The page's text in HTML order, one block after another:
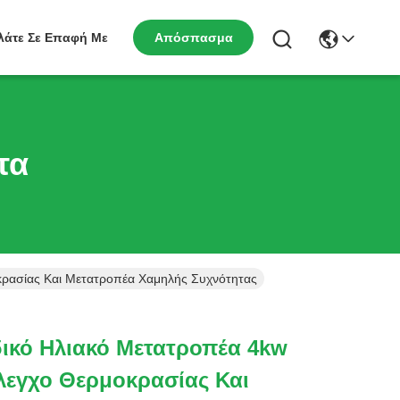
Σε Επαφή Με Απόσπασμα
Και Μετατροπέα Χαμηλής Συχνότητας
Ηλιακό Μετατροπέα 4kw
Θερμοκρασίας Και